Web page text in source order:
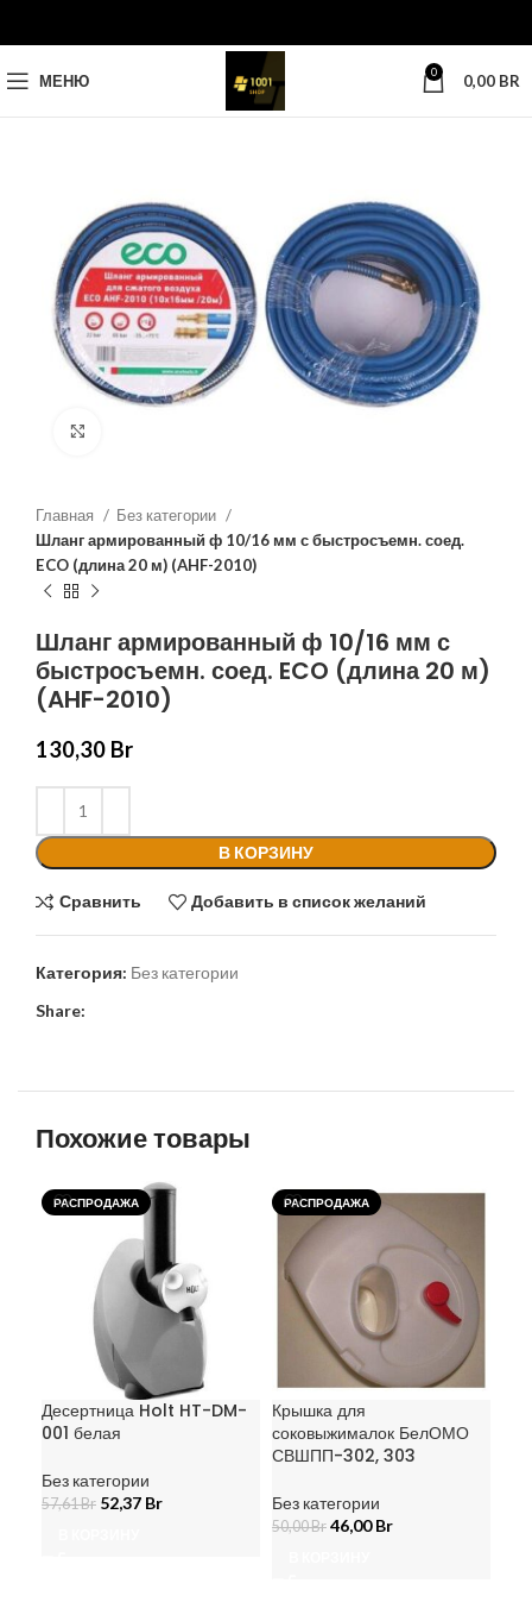
МЕНЮ 0 0,00 BR
Главная
Без категории
Шланг армированный ф 10/16 мм с быстросъемн. соед.
ECO (длина 20 м) (AHF-2010)
Шланг армированный ф 10/16 мм с
быстросъемн. соед. ECO (длина 20 м)
(AHF-2010)
130,30 Br
В КОРЗИНУ
Сравнить Добавить в список желаний
Категория: Без категории
Share:
Похожие товары
РАСПРОДАЖА
Десертница Holt HT-DM-
001 белая
Без категории
57,61Br 52,37 Br
РАСПРОДАЖА
Крышка для
соковыжималок БелОМО
СВШПП-302, 303
Без категории
50,00Br 46,00Br